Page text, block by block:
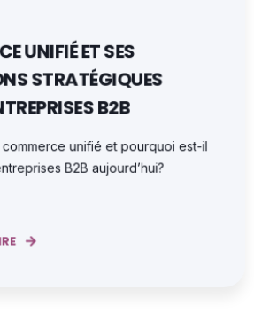
UNIFIÉ ET SES
STRATÉGIQUES
B2B
commerce unifié et pourquoi est-il
B2B aujourd’hui?